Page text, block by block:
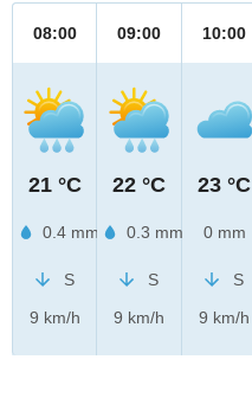
08:00
21 °C
0.4 mm
S
9 km/h
09:00
22 °C
0.3 mm
S
9 km/h
10:00
23 °C
0 mm
S
9 km/h